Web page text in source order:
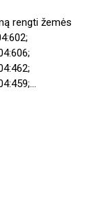
rengti žemės